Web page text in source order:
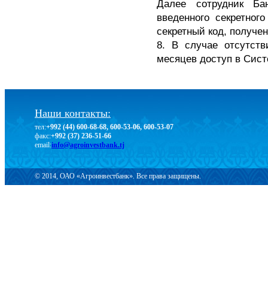
Далее сотрудник
введенного
секретный код,
8. В случае
месяцев доступ в
Наши контакты:
тел:+992 (44) 600-68-68, 600-53-06, 600-53-07
факс:+992 (37) 236-51-66
email:info@agroinvestbank.tj
© 2014, ОАО «Агроинвестбанк». Все права защищены.